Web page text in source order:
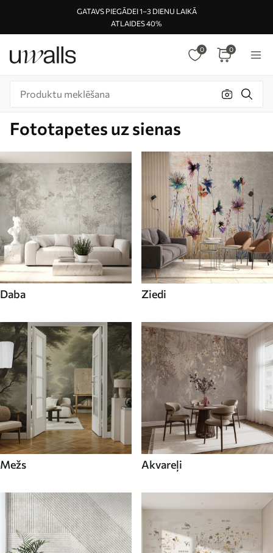
GATAVS PIEGĀDEI 1–3 DIENU LAIKĀ
ATLAIDES 40%
0 0
Fototapetes uz sienas
Daba Ziedi
Mežs Akvareļi